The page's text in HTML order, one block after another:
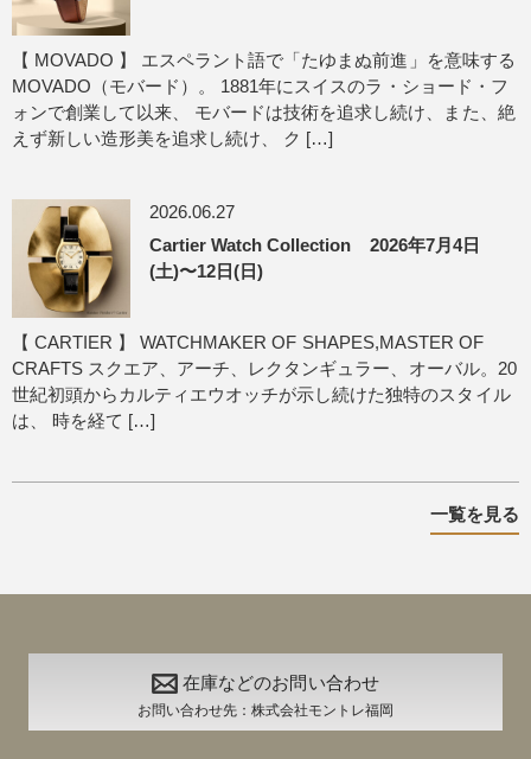
【 MOVADO 】 エスペラント語で「たゆまぬ前進」を意味する
MOVADO（モバード）。 1881年にスイスのラ・ショード・フ
ォンで創業して以来、 モバードは技術を追求し続け、また、絶
えず新しい造形美を追求し続け、 ク […]
2026.06.27
Cartier Watch Collection 2026年7月4日
(土)〜12日(日)
【 CARTIER 】 WATCHMAKER OF SHAPES,MASTER OF
CRAFTS スクエア、アーチ、レクタンギュラー、オーバル。20
世紀初頭からカルティエウオッチが示し続けた独特のスタイル
は、 時を経て […]
一覧を見る
在庫などのお問い合わせ
お問い合わせ先：株式会社モントレ福岡